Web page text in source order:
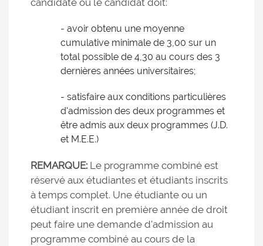
candidate ou le candidat doit:
- avoir obtenu une moyenne
cumulative minimale de 3,00 sur un
total possible de 4,30 au cours des 3
dernières années universitaires;
- satisfaire aux conditions particulières
d'admission des deux programmes et
être admis aux deux programmes (J.D.
et M.E.E.)
REMARQUE: Le programme combiné est
réservé aux étudiantes et étudiants inscrits
à temps complet. Une étudiante ou un
étudiant inscrit en première année de droit
peut faire une demande d'admission au
programme combiné au cours de la